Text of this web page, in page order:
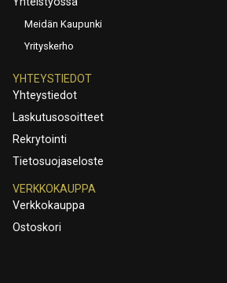
Meidän Kaupunki
Yrityskerho
YHTEYSTIEDOT
Yhteystiedot
Laskutusosoitteet
Rekrytointi
Tietosuojaseloste
VERKKOKAUPPA
Verkkokauppa
Ostoskori